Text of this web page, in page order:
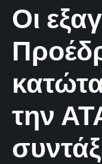
Οι
την